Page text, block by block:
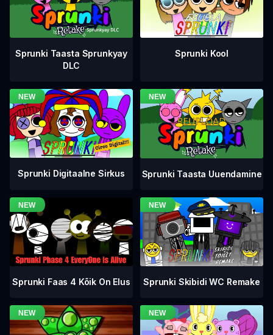
Sprunki Taasta Sprunkyay
DLC
Sprunki Kool
Sprunki Digitaalne Sirkus Sprunki Taasta Uuendamine
Sprunki Faas 4 Kõik On Elus Sprunki Skibidi WC Remake